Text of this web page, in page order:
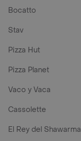
Bocatto
Stav
Pizza Hut
Pizza Planet
Vaco y Vaca
Cassolette
El Rey del Shawarma